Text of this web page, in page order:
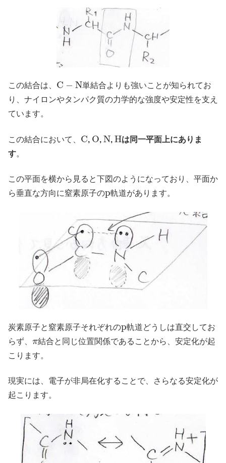
この結合は、
C N
単結合よりも強いことが知られてお
り、ナイロンやタンパク質の力学的な強度や安定性を支え
ています。
この結合において、
C
,
O
,
N
,
H
は同一平面上にありま
す。
この平面を横から見ると下図のようになっており、平面か
ら垂直な方向に窒素原子の
軌道があります。
炭素原子と窒素原子それぞれの
軌道どうしは直交してお
らず、
結合と同じ位置関係であることから、安定化が起
こります。
現実には、電子が非局在化することで、さらなる安定化が
起こります。